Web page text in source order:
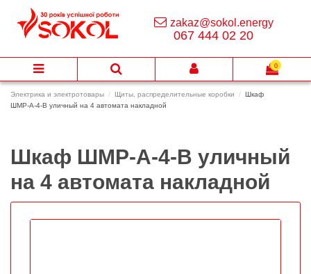
Электрика и электротовары Щиты, распределительные коробки
Шкаф
ШМР-А-4-В уличный на 4 автомата накладной
Шкаф ШМР-А-4-В уличный
на 4 автомата накладной
zakaz@sokol.energy
067 444 02 20
0